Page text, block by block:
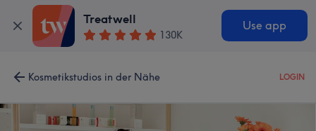
Treatwell
130K
Use app
Kosmetikstudios in der Nähe LOGIN